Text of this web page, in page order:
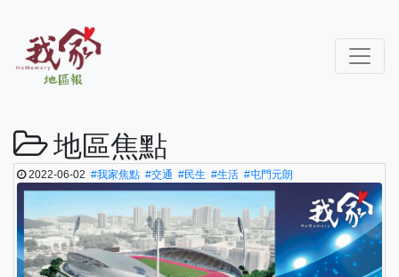
地區焦點
2022-06-02#我家焦點 #交通 #民生 #生活 #屯門元朗